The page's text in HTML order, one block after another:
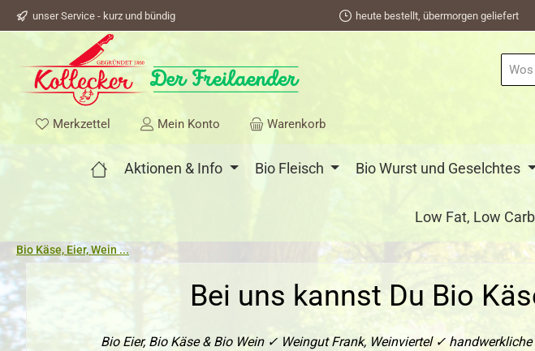
Zur Hauptnavigation springen
unser Service - kurz und bündig heute bestellt, übermorgen geliefert
Merkzettel Du hast 0 Produkte auf dem Merkzettel
Mein Konto Warenkorb
Aktionen & Info Bio Fleisch Bio Wurst und Geselchtes
Low Fat, Low
Bio Käse, Eier, Wein ...
Bei uns kannst Du Bio
Bio Eier, Bio Käse & Bio Wein ✓ Weingut Frank, Weinviertel ✓